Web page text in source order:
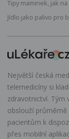
Tipy maminek, jak
Jídlo jako palivo pro
Největší česká
telemedicíny si
zdravotnictví. Tým
obslouží
pacientům k
přes mobilní